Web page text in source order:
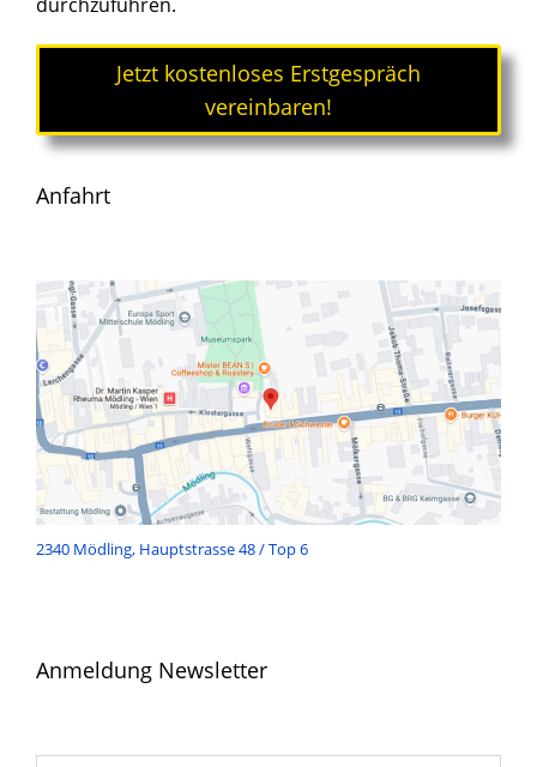
Jetzt kostenloses Erstgespräch
vereinbaren!
Anfahrt
2340 Mödling, Hauptstrasse 48 / Top 6
Anmeldung Newsletter